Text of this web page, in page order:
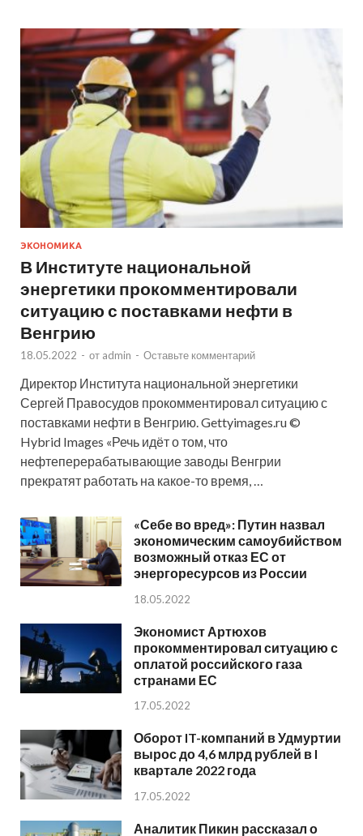
ЭКОНОМИКА
В Институте национальной
энергетики прокомментировали
ситуацию с поставками нефти в
Венгрию
18.05.2022 - от admin - Оставьте комментарий
Директор Института национальной энергетики
Сергей Правосудов прокомментировал ситуацию с
поставками нефти в Венгрию. Gettyimages.ru ©
Hybrid Images «Речь идёт о том, что
нефтеперерабатывающие заводы Венгрии
прекратят работать на какое-то время, …
«Себе во вред»: Путин назвал
экономическим самоубийством
возможный отказ ЕС от
энергоресурсов из России
18.05.2022
Экономист Артюхов
прокомментировал ситуацию с
оплатой российского газа
странами ЕС
17.05.2022
Оборот IT-компаний в Удмуртии
вырос до 4,6 млрд рублей в I
квартале 2022 года
17.05.2022
Аналитик Пикин рассказал о